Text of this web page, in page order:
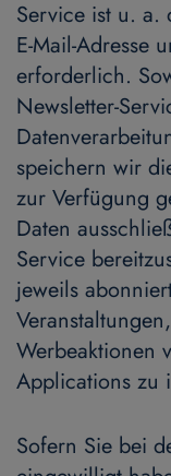
Service ist u. a.
E-Mail-Adresse
erforderlich.
Newsletter-
speichern wir
zur Verfügung
Daten
Service
jeweils
Werbeaktionen
Applications zu
Sofern Sie bei